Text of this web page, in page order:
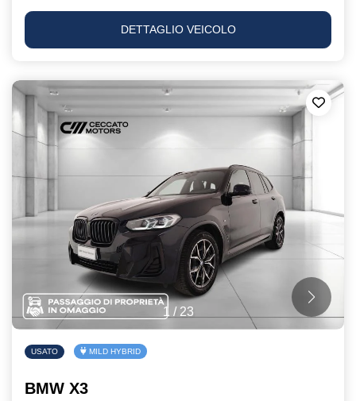
DETTAGLIO VEICOLO
1 / 23
USATO MILD HYBRID
BMW X3